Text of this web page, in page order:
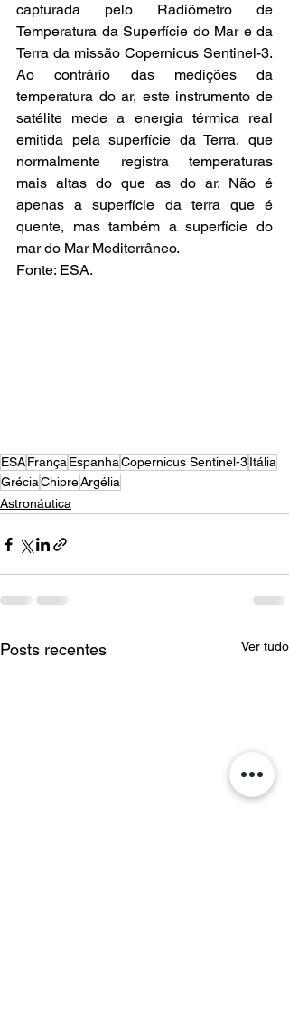
capturada pelo Radiômetro de
Temperatura da Superfície do Mar e da
Terra da missão Copernicus Sentinel-3.
Ao contrário das medições da
temperatura do ar, este instrumento de
satélite mede a energia térmica real
emitida pela superfície da Terra, que
normalmente registra temperaturas
mais altas do que as do ar. Não é
apenas a superfície da terra que é
quente, mas também a superfície do
mar do Mar Mediterrâneo.
Fonte: ESA.
ESAFrança EspanhaCopernicus Sentinel-3Itália
GréciaChipreArgélia
Astronáutica
Posts recentes Ver tudo